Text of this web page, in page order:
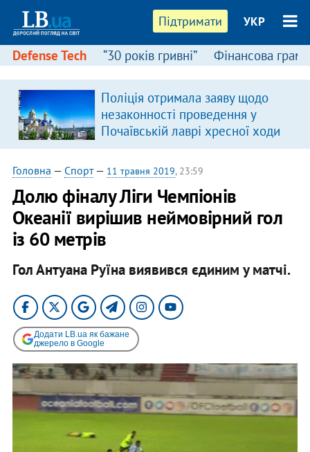
Підтримати УКР
Defense Tech “30 років гривні” Фінансова
Поліція отримала заяву щодо
незаконності проведення у
Почаївській лаврі хресної ходи
Головна — Спорт— 11 травня 2019, 23:59
Долю фіналу Ліги Чемпіонів
Океанії вирішив неймовірний гол
із 60 метрів
Гол Антуана Руїна виявився єдиним у матчі.
Додати LB.ua як бажане
джерело в Google